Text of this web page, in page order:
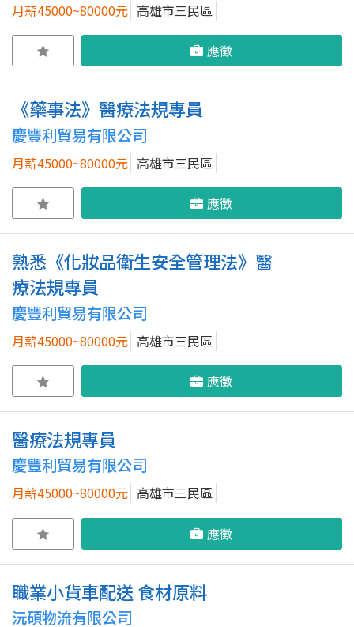
月薪45000~80000元 高雄市三民區
應徵
《藥事法》醫療法規專員
慶豐利貿易有限公司
月薪45000~80000元 高雄市三民區
應徵
熟悉《化妝品衛生安全管理法》醫
療法規專員
慶豐利貿易有限公司
月薪45000~80000元 高雄市三民區
應徵
醫療法規專員
慶豐利貿易有限公司
月薪45000~80000元 高雄市三民區
應徵
職業小貨車配送 食材原料
沅碩物流有限公司